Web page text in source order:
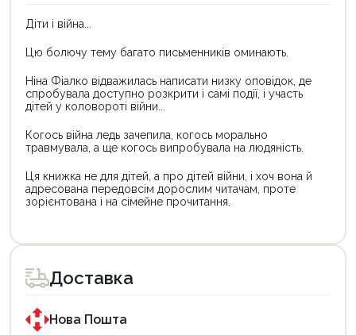
Діти і війна...
Цю болючу тему багато письменників оминають.
Ніна Фіалко відважилась написати низку оповідок, де
спробувала доступно розкрити і самі події, і участь
дітей у коловороті війни...
Когось війна ледь зачепила, когось морально
травмувала, а ще когось випробувала на людяність.
Ця книжка не для дітей, а про дітей війни, і хоч вона й
адресована передовсім дорослим читачам, проте
зорієнтована і на сімейне прочитання.
товар
для
покупки
державною
програмою
єКнига.
товар
для
покупки
державною
програмою
«Національний
Доставка
Нова Пошта